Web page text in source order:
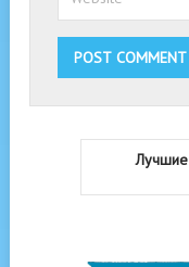
Лучшие